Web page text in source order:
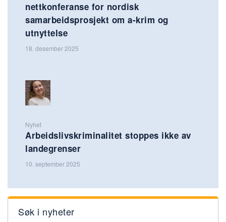
nettkonferanse for nordisk
samarbeidsprosjekt om a-krim og
utnyttelse
18. desember 2025
Nyhet
Arbeidslivskriminalitet stoppes ikke av
landegrenser
10. september 2025
Søk i nyheter